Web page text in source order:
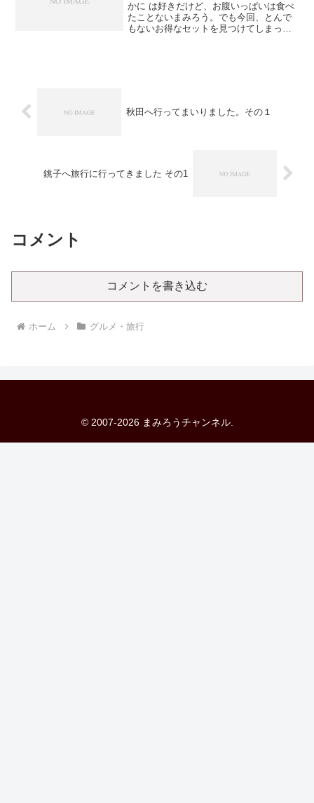
かに は好きだけど、お腹いっぱいは食べ
たことないまみろう。でも今回、とんで
もないお得なセットを見つけてしまって
秋田へ行ってまいりました。その１
銚子へ旅行に行ってきました その1
コメント
コメントを書き込む
ホーム グルメ・旅行
© 2007-2026 まみろうチャンネル.